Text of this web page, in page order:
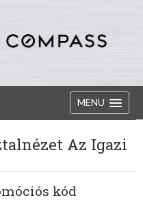
MENU
Az Igazi
kód